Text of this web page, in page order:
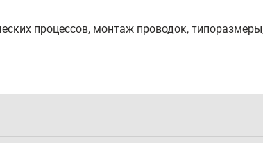
процессов, монтаж проводок,